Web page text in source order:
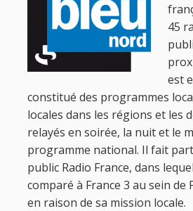
45
est
constitué des programmes
locales dans les régions et les
relayés en soirée, la nuit et le
programme national. Il fait
public Radio France, dans
comparé à France 3 au sein de
en raison de sa mission locale.